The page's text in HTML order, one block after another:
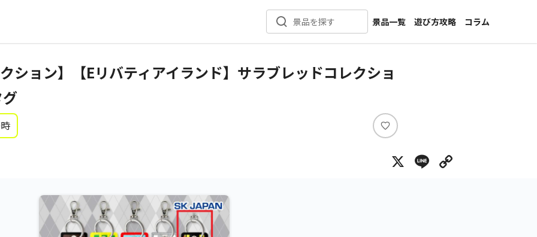
景品を探す
景品一覧
新着景品
遊び方攻略
コラム
インタビュー
ション】【Eリバティアイランド】サラブレッドコレクショ
い
ね
X Line